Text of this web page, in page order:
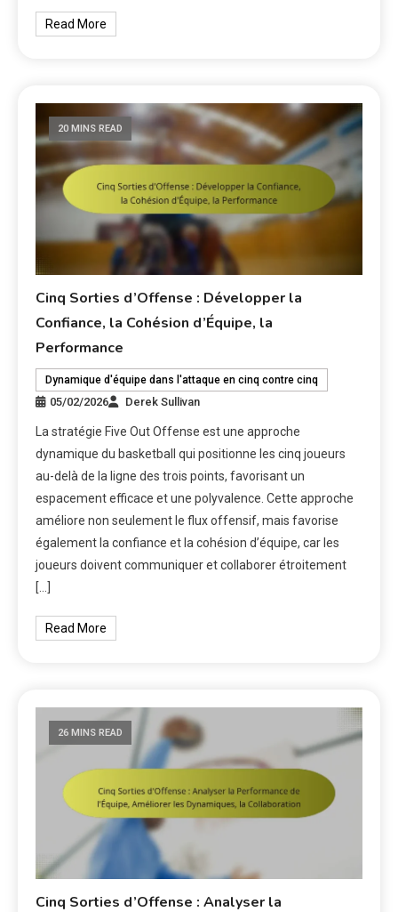
Read More
20 MINS READ
Cinq Sorties d’Offense : Développer la
Confiance, la Cohésion d’Équipe, la
Performance
Dynamique d'équipe dans l'attaque en cinq contre cinq
05/02/2026 Derek Sullivan
La stratégie Five Out Offense est une approche
dynamique du basketball qui positionne les cinq joueurs
au-delà de la ligne des trois points, favorisant un
espacement efficace et une polyvalence. Cette approche
améliore non seulement le flux offensif, mais favorise
également la confiance et la cohésion d’équipe, car les
joueurs doivent communiquer et collaborer étroitement
[…]
Read More
26 MINS READ
Cinq Sorties d’Offense : Analyser la